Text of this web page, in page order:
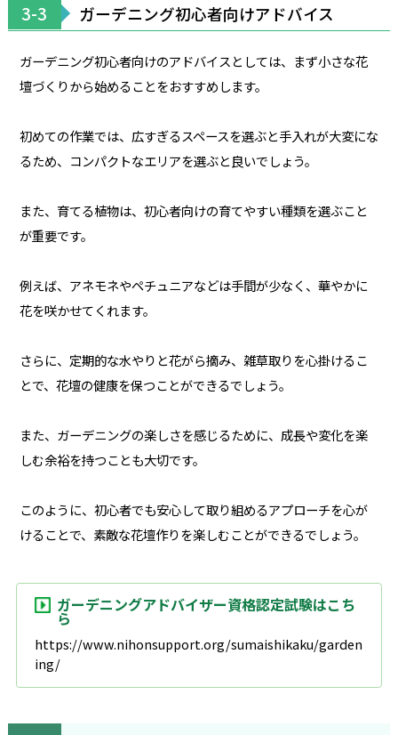
3-3 ガーデニング初心者向けアドバイス
ガーデニング初心者向けのアドバイスとしては、まず小さな花
壇づくりから始めることをおすすめします。
初めての作業では、広すぎるスペースを選ぶと手入れが大変にな
るため、コンパクトなエリアを選ぶと良いでしょう。
また、育てる植物は、初心者向けの育てやすい種類を選ぶこと
が重要です。
例えば、アネモネやペチュニアなどは手間が少なく、華やかに
花を咲かせてくれます。
さらに、定期的な水やりと花がら摘み、雑草取りを心掛けるこ
とで、花壇の健康を保つことができるでしょう。
また、ガーデニングの楽しさを感じるために、成長や変化を楽
しむ余裕を持つことも大切です。
このように、初心者でも安心して取り組めるアプローチを心が
けることで、素敵な花壇作りを楽しむことができるでしょう。
ガーデニングアドバイザー資格認定試験はこち
ら
https://www.nihonsupport.org/sumaishikaku/garden
ing/